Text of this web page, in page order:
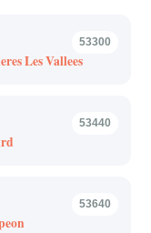
53300
Les Vallees
53440
53640